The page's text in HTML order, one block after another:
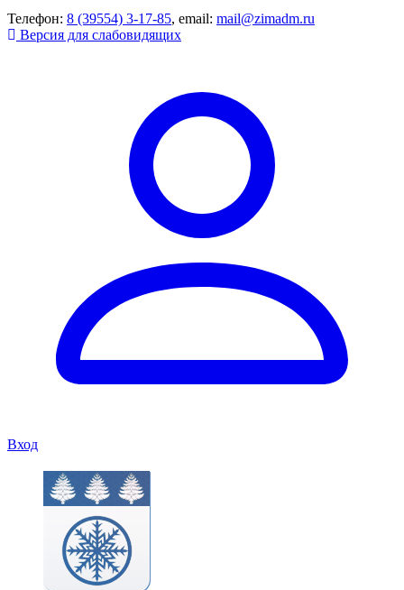
Телефон: 8 (39554) 3-17-85, email: mail@zimadm.ru
Версия для слабовидящих
Вход